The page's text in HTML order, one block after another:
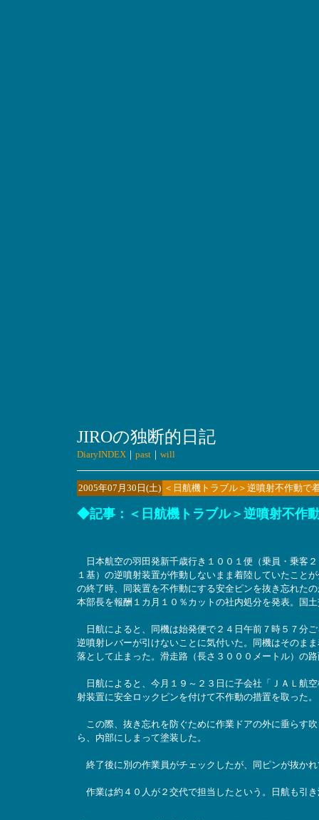
JIROの独断的日記
DiaryINDEX｜ past｜ will
2005年07月30日(土) ＜日航機トラブル＞逆噴射不作動
◆記事：＜日航機トラブル＞逆噴射不作
日本航空の羽田発新千歳行き１００１便（乗員・乗客
１基）の逆噴射装置が作動しないまま着陸していたこと
の終了時、同装置を不作動にする安全ピンを抜き忘れた
本部長を報酬１カ月１０％カットの社内処分を発表。国
日航によると、同機は始発便で２４日午前７時５７分
逆噴射レバーが引けないことに気付いた。同機はそのま
落として止まった。滑走路（長さ３０００メートル）の
日航によると、今月１９～２３日に子会社「ＪＡＬ航
射装置に安全ロックピンを付けて不作動の措置を取った。
この際、抜き忘れを防ぐために作業ドアの外に垂らす
ら、内部にしまって塗装した。
終了後に別の作業員がチェックしたが、同ピンが抜か
作業は約４０人が２交代で担当したという。日航も引